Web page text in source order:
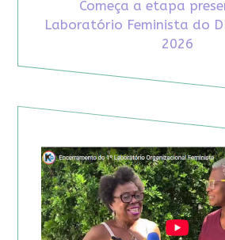
Começa a etapa
Laboratório Feminista do
2026